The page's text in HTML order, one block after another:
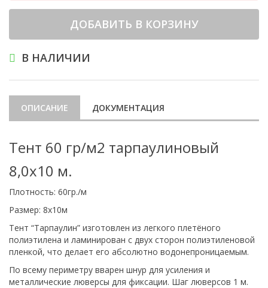
ДОБАВИТЬ В КОРЗИНУ
В НАЛИЧИИ
ОПИСАНИЕ ДОКУМЕНТАЦИЯ
Тент 60 гр/м2 тарпаулиновый
8,0х10 м.
Плотность: 60гр./м
Размер: 8х10м
Тент “Тарпаулин” изготовлен из легкого плетёного
полиэтилена и ламинирован с двух сторон полиэтиленовой
пленкой, что делает его абсолютно водонепроницаемым.
По всему периметру вварен шнур для усиления и
металлические люверсы для фиксации. Шаг люверсов 1 м.